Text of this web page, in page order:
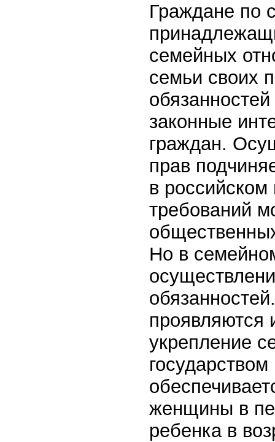
Граждане по
семейных
семьи своих
законные
граждан.
прав
в
требований
Но в
проявляются
укрепление
женщины в
ребенка в